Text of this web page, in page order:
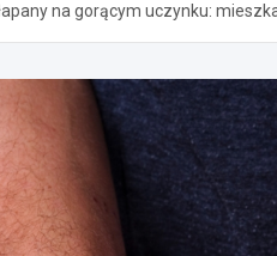
na gorącym uczynku: